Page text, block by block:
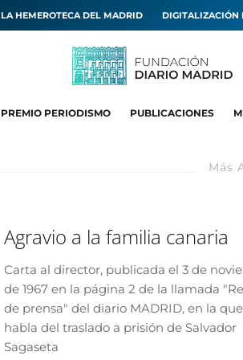
LA HEMEROTECA DEL MADRID DIGITALIZACIÓN
PREMIO PERIODISMO PUBLICACIONES
Más
Agravio a la familia canaria
Carta al director, publicada el 3 de
de 1967 en la página 2 de la llamada
de prensa" del diario MADRID, en la
habla del traslado a prisión de Salvador
Sagaseta